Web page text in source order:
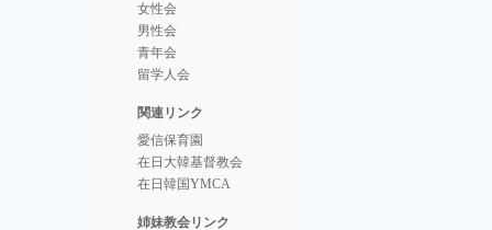
女性会
男性会
青年会
留学人会
関連リンク
愛信保育園
在日大韓基督教会
在日韓国YMCA
姉妹教会リンク